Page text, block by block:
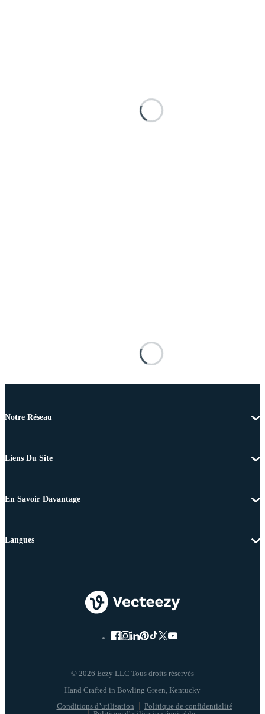
Notre Réseau
Liens Du Site
En Savoir Davantage
© 2026 Eezy LLC Tous droits réservés
Conditions d’utilisation
Politique de confidentialité
Langues